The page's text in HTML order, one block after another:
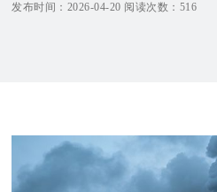
发布时间：2026-04-20 阅读次数：516